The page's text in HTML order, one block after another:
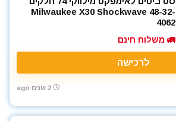
Milwaukee X30 Shockwave 48-32-
4062
🚛 משלוח חינם
לרכישה
2 שנים ago